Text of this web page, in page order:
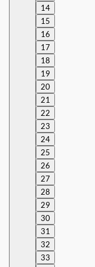
14
15
16
17
18
19
20
21
22
23
24
25
26
27
28
29
30
31
32
33